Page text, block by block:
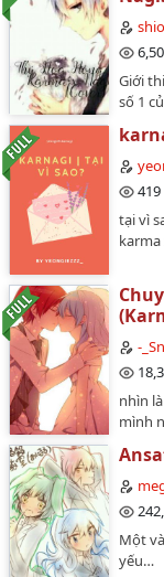
Giới
số 1
luyện
vì có
giết
trai
đuổi
trai,
giới
419
tại vì
-
nhìn
mình
Một
yếu…